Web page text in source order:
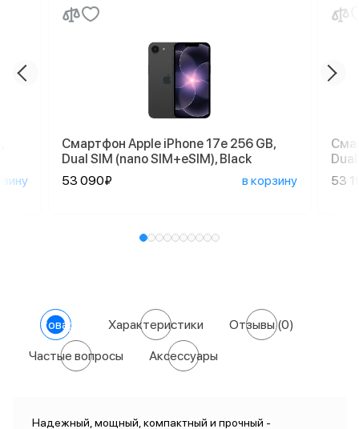
Смартфон Apple iPhone 17e 256 GB,
Dual SIM (nano SIM+eSIM), Black
53 090₽
в корзину
53
О товаре Характеристики Отзывы(0)
Частые вопросы Аксессуары
Надежный, мощный, компактный и прочный -